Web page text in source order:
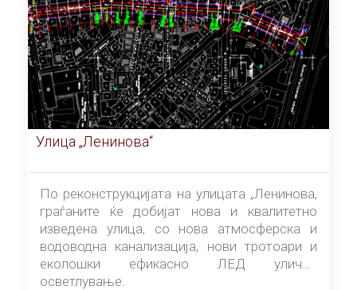
Улица „Ленинова“
По реконструкцијата на улицата „Ленинова,
граѓаните ќе добијат нова и квалитетно
изведена улица, со нова атмосферска и
водоводна канализација, нови тротоари и
еколошки ефикасно ЛЕД улично
осветлување.